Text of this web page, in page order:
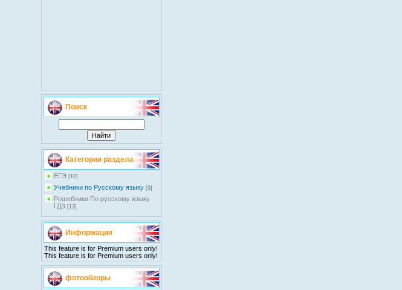
Поиск
Категории раздела
EГЭ [10]
Учебники по Русскому языку [9]
Решебники По русскому языку
ГДЗ [13]
Информация
This feature is for Premium users only!
This feature is for Premium users only!
фотообзоры